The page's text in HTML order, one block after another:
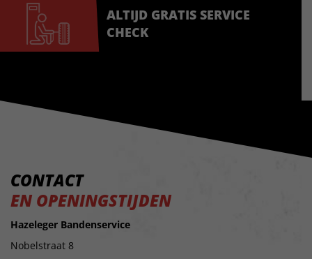
ALTIJD GRATIS SERVICE
CHECK
CONTACT
EN OPENINGSTIJDEN
Hazeleger Bandenservice
Nobelstraat 8